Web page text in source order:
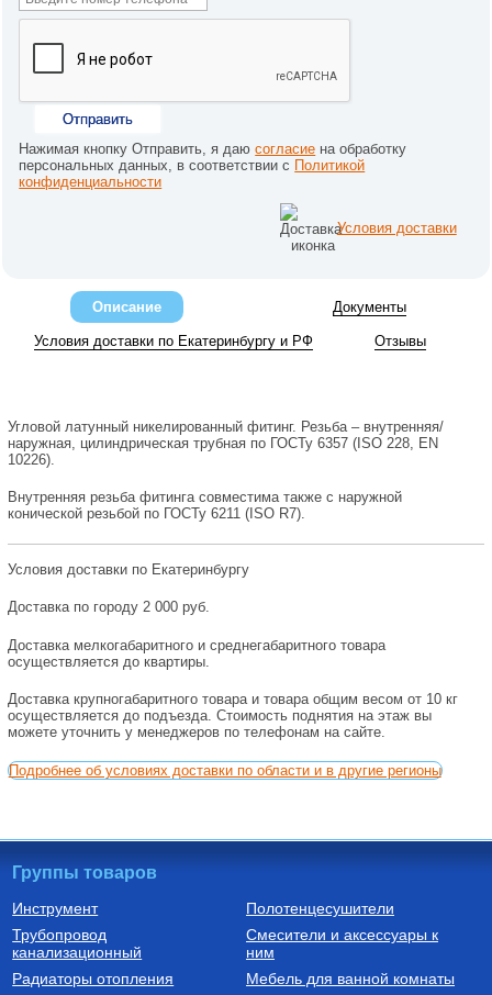
Отправить
Нажимая кнопку Отправить, я даюсогласие на обработку
персональных данных, в соответствии с Политикой
конфиденциальности
Условия доставки
Описание Документы
Условия доставки по Екатеринбургу и РФ Отзывы
Угловой латунный никелированный фитинг. Резьба – внутренняя/
наружная, цилиндрическая трубная по ГОСТу 6357 (ISO 228, EN
10226).
Внутренняя резьба фитинга совместима также с наружной
конической резьбой по ГОСТу 6211 (ISO R7).
Условия доставки по Екатеринбургу
Доставка по городу 2 000 руб.
Доставка мелкогабаритного и среднегабаритного товара
осуществляется до квартиры.
Доставка крупногабаритного товара и товара общим весом от 10 кг
осуществляется до подъезда. Стоимость поднятия на этаж вы
можете уточнить у менеджеров по телефонам на сайте.
Подробнее об условиях доставки по области и в другие регионы
Группы товаров
Инструмент
Трубопровод
канализационный
Радиаторы отопления
Полотенцесушители
Смесители и аксессуары к
ним
Мебель для ванной комнаты